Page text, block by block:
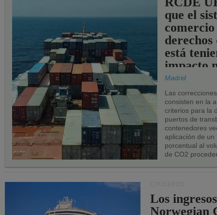
que el
comercio
derechos
está
impacto
los
UE.
Madrid
Las
consisten en la
criterios para la
puertos de
contenedores
aplicación de
porcentual al
de CO2
Los
Norwegian